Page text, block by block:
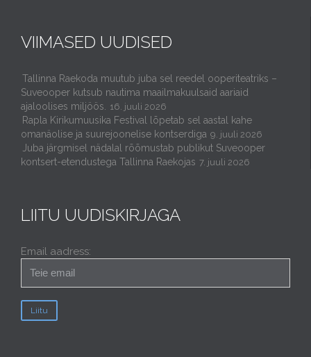
VIIMASED UUDISED
Tallinna Raekoda muutub juba sel reedel ooperiteatriks –
Suveooper kutsub nautima maailmakuulsaid aariaid
ajaloolises miljöös.
16. juuli 2026
Rapla Kirikumuusika Festival lõpetab sel aastal kahe
omanäolise ja suurejoonelise kontserdiga 9. juuli 2026
Juba järgmisel nädalal rõõmustab publikut Suveooper
kontsert-etendustega Tallinna Raekojas 7. juuli 2026
LIITU UUDISKIRJAGA
Email aadress: